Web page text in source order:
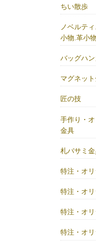
ちい散歩
ノベルテ
小物.革小物
バッグハ
マグネッ
匠の技
手作り・
金具
札バサミ
特注・オ
特注・オ
特注・オ
特注・オ